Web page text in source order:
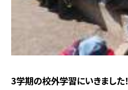
3学期の校外学習にいきました！